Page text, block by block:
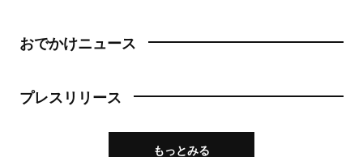
おでかけニュース
プレスリリース
もっとみる